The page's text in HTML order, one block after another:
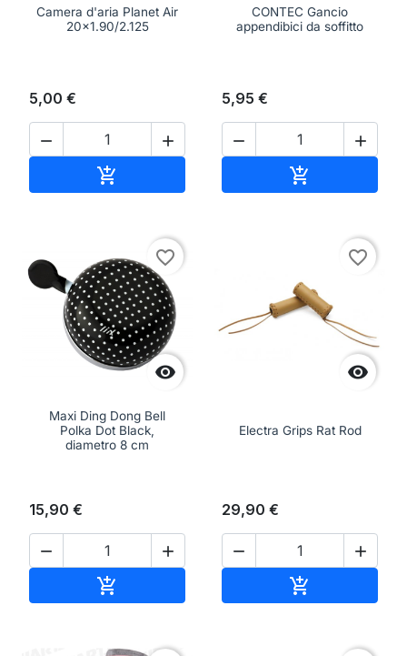
Camera d'aria Planet Air
20x1.90/2.125
5,00 €
 

CONTEC Gancio
appendibici da soffitto
5,95 €
 


favorite_border
Maxi Ding Dong Bell
Polka Dot Black,
diametro 8 cm
15,90 €
 


favorite_border
Electra Grips Rat Rod
29,90 €
 
